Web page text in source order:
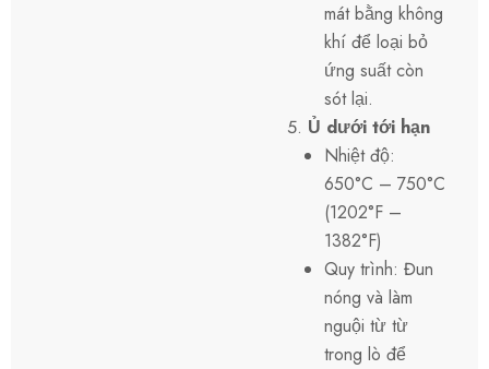
mát bằng không
khí để loại bỏ
ứng suất còn
sót lại.
Ủ dưới tới hạn
Nhiệt độ:
650°C – 750°C
(1202°F –
1382°F)
Quy trình: Đun
nóng và làm
nguội từ từ
trong lò để